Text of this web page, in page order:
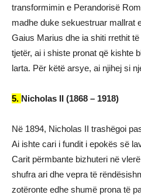
transformimin e Perandorisë
madhe duke sekuestruar mallrat
Gaius Marius dhe ia shiti rrethit
tjetër, ai i shiste pronat që kishte
larta. Për këtë arsye, ai njihej si
5. Nicholas II (1868 – 1918)
Në 1894, Nicholas II trashëgoi
Ai ishte cari i fundit i epokës së
Carit përmbante bizhuteri në
shufra ari dhe vepra të
zotëronte edhe shumë prona të